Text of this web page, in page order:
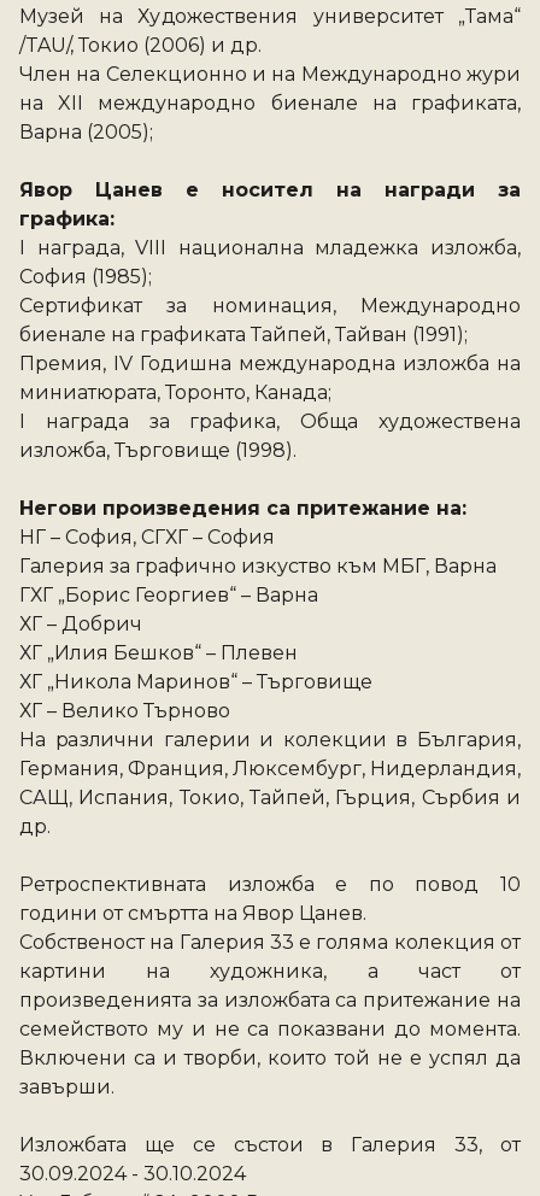
Музей на Художествения университет „Тама“
/TAU/, Токио (2006) и др.
Член на Селекционно и на Международно жури
на XII международно биенале на графиката,
Варна (2005);
Явор Цанев е носител на награди за
графика:
І награда, VІІІ национална младежка изложба,
София (1985);
Сертификат за номинация, Международно
биенале на графиката Тайпей, Тайван (1991);
Премия, ІV Годишна международна изложба на
миниатюрата, Торонто, Канада;
І награда за графика, Обща художествена
изложба, Търговище (1998).
Негови произведения са притежание на:
НГ – София, СГХГ – София
Галерия за графично изкуство към МБГ, Варна
ГХГ „Борис Георгиев“ – Варна
ХГ – Добрич
ХГ „Илия Бешков“ – Плевен
ХГ „Никола Маринов“ – Търговище
ХГ – Велико Търново
На различни галерии и колекции в България,
Германия, Франция, Люксембург, Нидерландия,
САЩ, Испания, Токио, Тайпей, Гърция, Сърбия и
др.
Ретроспективната изложба е по повод 10
години от смъртта на Явор Цанев.
Собственост на Галерия 33 е голяма колекция от
картини на художника, а част от
произведенията за изложбата са притежание на
семейството му и не са показвани до момента.
Включени са и творби, които той не е успял да
завърши.
Изложбата ще се състои в Галерия 33, от
30.09.2024 - 30.10.2024